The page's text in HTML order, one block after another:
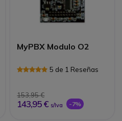
MyPBX Modulo O2
5 de 1 Reseñas
153,95 €
143,95 € s/Iva -7%